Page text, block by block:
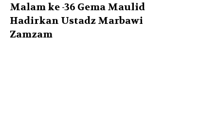
Malam ke -36 Gema Maulid
Hadirkan Ustadz Marbawi
Zamzam